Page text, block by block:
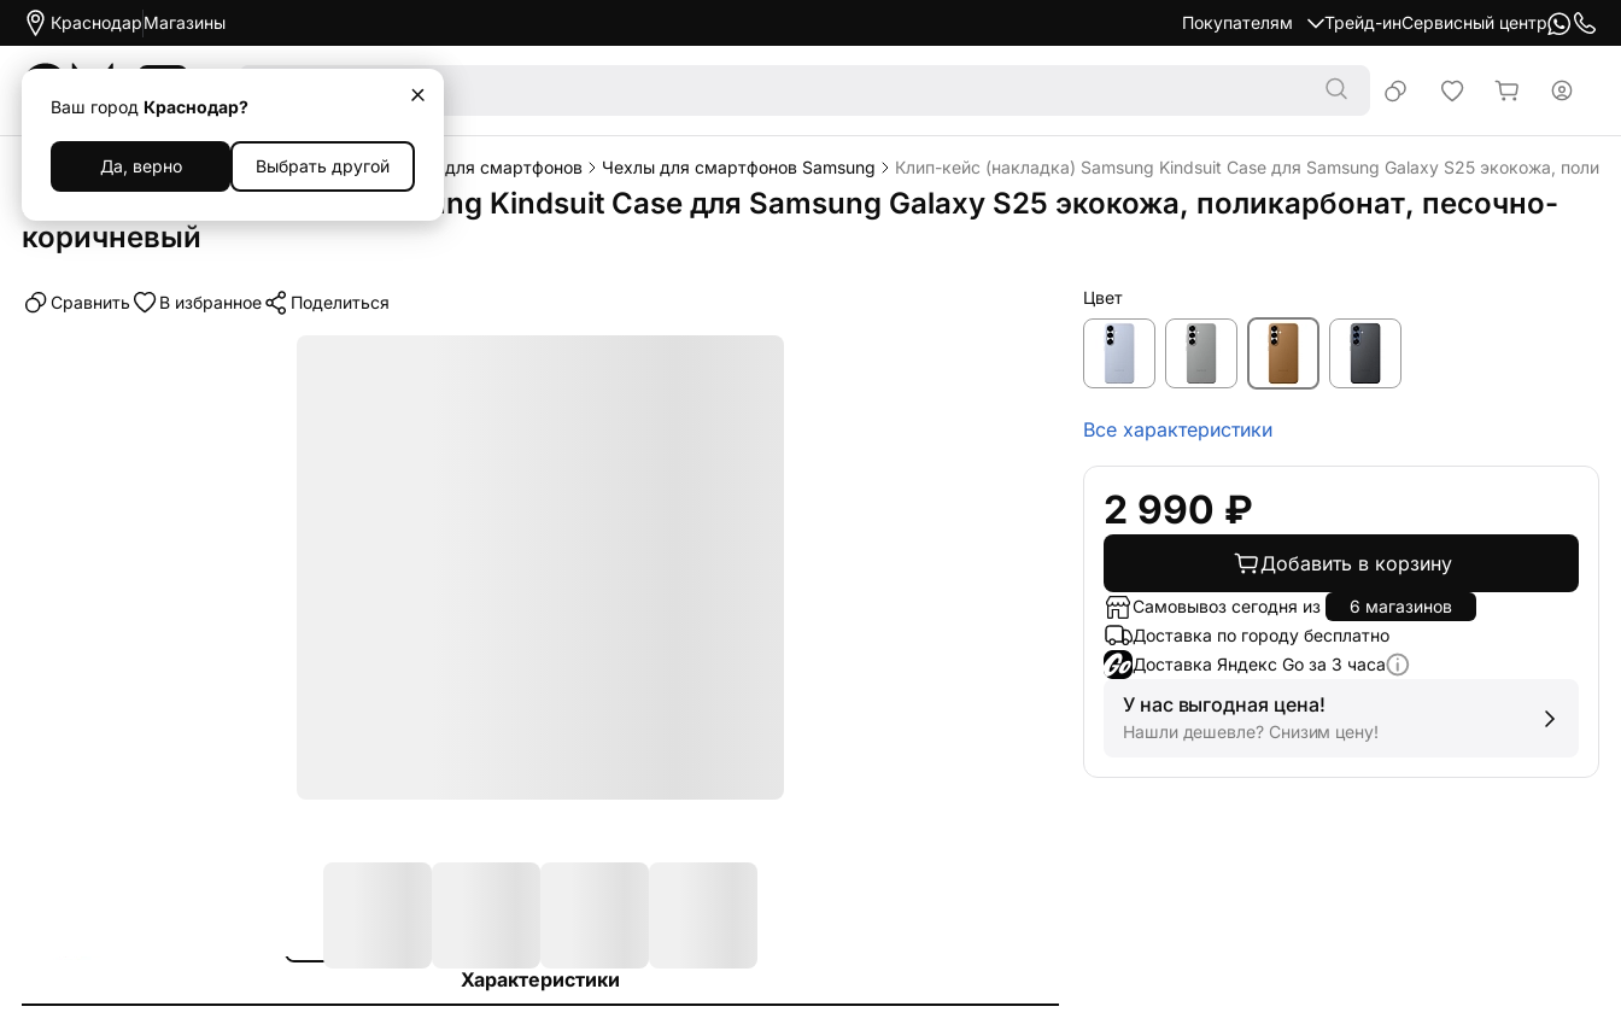
Краснодар
Ваш город Краснодар?
Да, верно Выбрать другой
Магазины Покупателям Трейд-инСервисный центр
Каталог Аксессуары Чехлы Чехлы для смартфонов Чехлы для смартфонов Samsung Клип-кейс (накладка) Samsung Kindsuit Case для Samsung Galaxy S25 экокожа,
Клип-кейс (накладка) Samsung Kindsuit Case для Samsung Galaxy S25 экокожа, поликарбонат, песочно-
коричневый
Cравнить В избранное Поделиться
Характеристики
Цвет
Все характеристики
2 990 ₽
Добавить в корзину
Самовывоз сегодня из
6 магазинов
Доставка по городу бесплатно
Доставка Яндекс Go за 3 часа
У нас выгодная цена!
Нашли дешевле? Снизим цену!